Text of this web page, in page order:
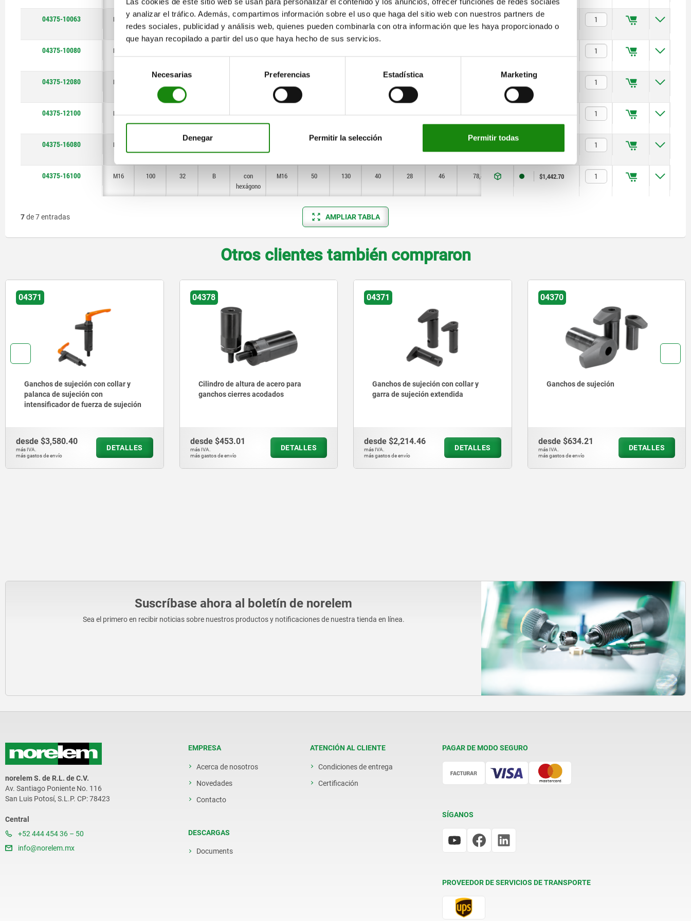
y analizar el tráfico. Además, compartimos información sobre el uso que haga del sitio web con nuestros partners de
redes sociales, publicidad y análisis web, quienes pueden combinarla con otra información que les haya proporcionado o
que hayan recopilado a partir del uso que haya hecho de sus servicios.
consentimiento
Necesarias Preferencias Estadística Marketing
Denegar Permitir la selección Permitir todas
04375-10063 M10 63 20 B
con
hexágono
M12 32 93 30 21 30 39,2 $812.41
04375-10080 M10
04375-12080 M12
04375-12100 M12 100 25 B
con
hexágono
M12 40 130 40 28 36 49 $1,113.41
04375-16080 M16
hexágono
04375-16100 M16 100 32 B
con
hexágono
M16 50 130 40 28 46 78,4 $1,442.70
7de 7 entradas AMPLIAR TABLA
Otros clientes también compraron
04371
Ganchos de sujeción con collar y
palanca de sujeción con
intensificador de fuerza de sujeción
desde $3,580.40
más IVA.
más gastos de envío
DETALLES
04378
Cilindro de altura de acero para
ganchos cierres acodados
desde $453.01
más IVA.
más gastos de envío
DETALLES
04371
Ganchos de sujeción con collar y
garra de sujeción extendida
desde $2,214.46
más IVA.
más gastos de envío
DETALLES
04370
Ganchos de sujeción
desde $634.21
más IVA.
más gastos de envío
DETALLES
Suscríbase ahora al boletín de norelem
Sea el primero en recibir noticias sobre nuestros productos y notificaciones de nuestra tienda en línea.
norelem S. de R.L. de C.V.
Av. Santiago Poniente No. 116
San Luis Potosí, S.L.P. CP: 78423
Central
+52 444 454 36 – 50
info@norelem.mx
EMPRESA
Acerca de nosotros
Novedades
Contacto
DESCARGAS
Documents
ATENCIÓN AL CLIENTE
Condiciones de entrega
Certificación
PAGAR DE MODO SEGURO
SÍGANOS
PROVEEDOR DE SERVICIOS DE TRANSPORTE